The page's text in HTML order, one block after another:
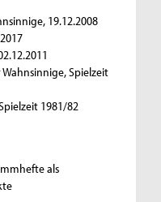
19.12.2008
Spielzeit
1981/82
als